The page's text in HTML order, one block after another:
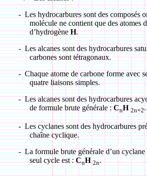
- Les hydrocarbures sont des composés
molécule ne contient que des atomes
d’hydrogèneH.
- Les alcanes sont des hydrocarbures
carbones sont tétragonaux.
- Chaque atome de carbone forme avec
quatre liaisons simples.
- Les alcanes sont des hydrocarbures
de formule brute générale :CnH2n+2.
- Les cyclanes sont des hydrocarbures
chaîne cyclique.
- La formule brute générale d’un cyclane
seul cycle est :CnH2n.